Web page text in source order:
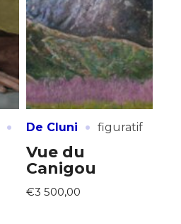
· De Cluni · figuratif
Vue du
Canigou
€3 500,00